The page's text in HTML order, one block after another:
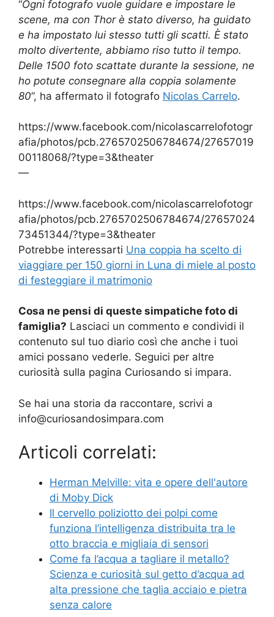
“Ogni fotografo vuole guidare e impostare le
scene, ma con Thor è stato diverso, ha guidato
e ha impostato lui stesso tutti gli scatti. È stato
molto divertente, abbiamo riso tutto il tempo.
Delle 1500 foto scattate durante la sessione, ne
ho potute consegnare alla coppia solamente
80”, ha affermato il fotografo Nicolas Carrelo.
https://www.facebook.com/nicolascarrelofotogr
afia/photos/pcb.2765702506784674/27657019
00118068/?type=3&theater
—
https://www.facebook.com/nicolascarrelofotogr
afia/photos/pcb.2765702506784674/27657024
73451344/?type=3&theater
Potrebbe interessarti Una coppia ha scelto di
viaggiare per 150 giorni in Luna di miele al posto
di festeggiare il matrimonio
Cosa ne pensi di queste simpatiche foto di
famiglia? Lasciaci un commento e condividi il
contenuto sul tuo diario così che anche i tuoi
amici possano vederle. Seguici per altre
curiosità sulla pagina Curiosando si impara.
Se hai una storia da raccontare, scrivi a
info@curiosandosimpara.com
Articoli correlati:
Herman Melville: vita e opere dell'autore
di Moby Dick
Il cervello poliziotto dei polpi come
funziona l’intelligenza distribuita tra le
otto braccia e migliaia di sensori
Come fa l’acqua a tagliare il metallo?
Scienza e curiosità sul getto d’acqua ad
alta pressione che taglia acciaio e pietra
senza calore